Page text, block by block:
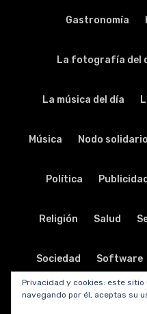
Gastronomía
La fotografía del
La música del día
Música Nodo solidario
Política Publicidad
Religión Salud
Sociedad Software
Tabletas
Privacidad y cookies: este sitio
navegando por él, aceptas su